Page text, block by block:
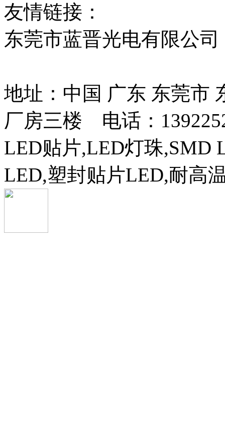
友情链接：
东莞市蓝晋光电有限公
地址：中国 广东 东莞市
厂房三楼 电话：
LED贴片,LED灯珠,SMD
LED,塑封贴片LED,耐